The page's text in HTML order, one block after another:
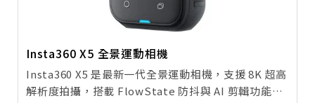
Insta360 X5 全景運動相機
Insta360 X5 是最新一代全景運動相機，支援 8K 超高
解析度拍攝，搭載 FlowState 防抖與 AI 剪輯功能，